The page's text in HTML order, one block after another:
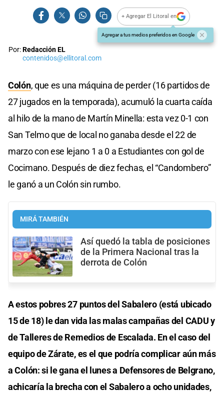
+ Agregar El Litoral en
Agregar a tus medios preferidos en Google
Por:Redacción EL
contenidos@ellitoral.com
Colón, que es una máquina de perder (16 partidos de
27 jugados en la temporada), acumuló la cuarta caída
al hilo de la mano de Martín Minella: esta vez 0-1 con
San Telmo que de local no ganaba desde el 22 de
marzo con ese lejano 1 a 0 a Estudiantes con gol de
Cocimano. Después de diez fechas, el “Candombero”
le ganó a un Colón sin rumbo.
MIRÁ TAMBIÉN
Así quedó la tabla de posiciones
de la Primera Nacional tras la
derrota de Colón
A estos pobres 27 puntos del Sabalero (está ubicado
15 de 18) le dan vida las malas campañas del CADU y
de Talleres de Remedios de Escalada. En el caso del
equipo de Zárate, es el que podría complicar aún más
a Colón: si le gana el lunes a Defensores de Belgrano,
achicaría la brecha con el Sabalero a ocho unidades,